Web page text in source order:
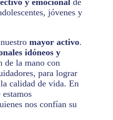
jóvenes y
mayor activo.
idóneos y
de la mano con
para lograr
calidad de vida. En
nos confían su